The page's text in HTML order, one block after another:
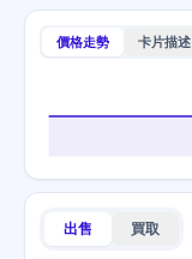
價格走勢 卡片描述
出售 買取